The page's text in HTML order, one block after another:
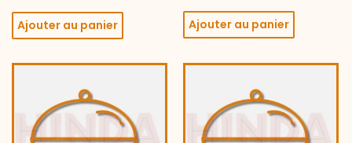
Ajouter au panier Ajouter au panier